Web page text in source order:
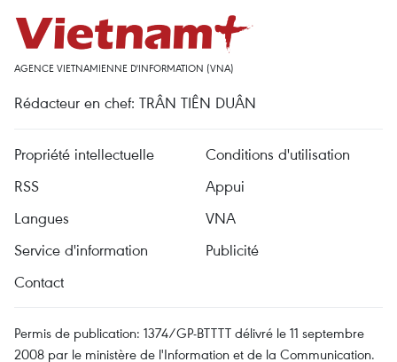
AGENCE VIETNAMIENNE D'INFORMATION (VNA)
Rédacteur en chef: TRÂN TIÊN DUÂN
Propriété intellectuelle
Conditions d'utilisation
RSS
Appui
Langues
VNA
Service d'information
Publicité
Contact
Permis de publication: 1374/GP-BTTTT délivré le 11 septembre
2008 par le ministère de l'Information et de la Communication.